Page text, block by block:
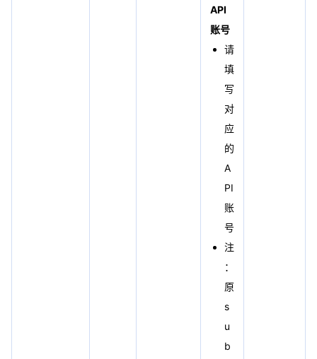
API
账号
请
填
写
对
应
的
A
PI
账
号
注
：
原
s
u
b